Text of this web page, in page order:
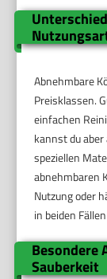
Abnehmbare
Preisklassen.
einfachen
kannst du
speziellen
abnehmbaren
Nutzung oder
in beiden
Besondere
Sauberkeit